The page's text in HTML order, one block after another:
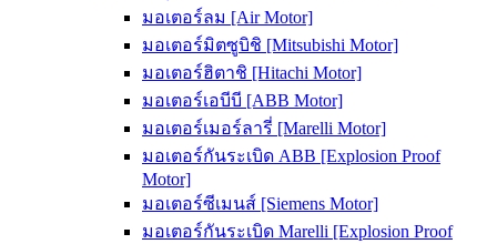
มอเตอร์ลม [Air Motor]
มอเตอร์มิตซูบิชิ [Mitsubishi Motor]
มอเตอร์ฮิตาชิ [Hitachi Motor]
มอเตอร์เอบีบี [ABB Motor]
มอเตอร์เมอร์ลารี่ [Marelli Motor]
มอเตอร์กันระเบิด ABB [Explosion Proof
Motor]
มอเตอร์ซีเมนส์ [Siemens Motor]
มอเตอร์กันระเบิด Marelli [Explosion Proof